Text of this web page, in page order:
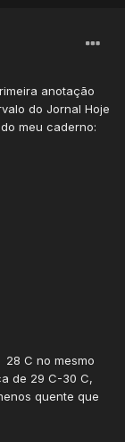
anotação
do Jornal Hoje
meu caderno:
28 C no mesmo
de 29 C-30 C,
quente que